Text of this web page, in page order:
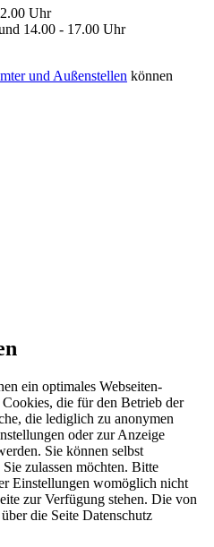
Uhr
14.00 - 17.00 Uhr
und Außenstellen können
ein optimales Webseiten-
die für den Betrieb der
die lediglich zu anonymen
oder zur Anzeige
Sie können selbst
zulassen möchten. Bitte
Einstellungen womöglich nicht
zur Verfügung stehen. Die von
die Seite Datenschutz